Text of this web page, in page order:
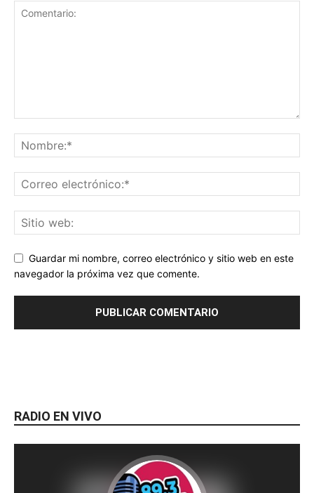
Guardar mi nombre, correo electrónico y sitio web en este
navegador la próxima vez que comente.
RADIO EN VIVO